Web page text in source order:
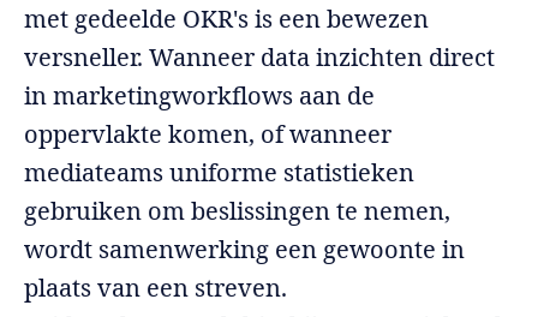
met gedeelde OKR's is een bewezen
versneller. Wanneer data inzichten direct
in marketingworkflows aan de
oppervlakte komen, of wanneer
mediateams uniforme statistieken
gebruiken om beslissingen te nemen,
wordt samenwerking een gewoonte in
plaats van een streven.